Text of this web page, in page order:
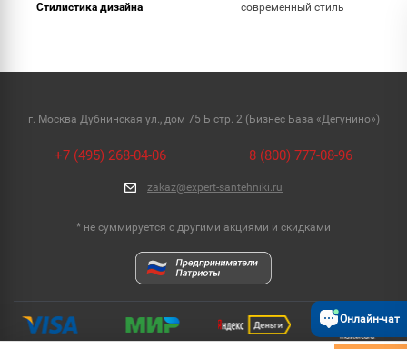
Стилистика дизайна современный стиль
г. Москва Дубнинская ул., дом 75 Б стр. 2 (Бизнес База «Дегунино»)
+7 (495) 268-04-06 8 (800) 777-08-96
zakaz@expert-santehniki.ru
* не суммируется с другими акциями и скидками
Онлайн-чат